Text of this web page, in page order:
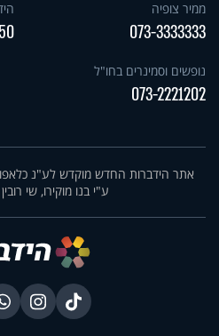
ממיר צופיה
073-3333333
נופשים וסמינרים בחו"ל
073-2221202
אתר הידברות החדש מוקדש לע"נ כלאפו
ע"י בנו מוקירו, שי